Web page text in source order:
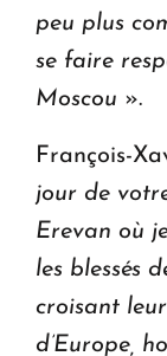
peu plus
se faire
Moscou ».
François-
jour de
Erevan où
les blessés
croisant
d’Europe,